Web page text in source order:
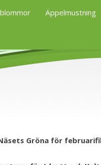
Äppelmustning
Gröna för